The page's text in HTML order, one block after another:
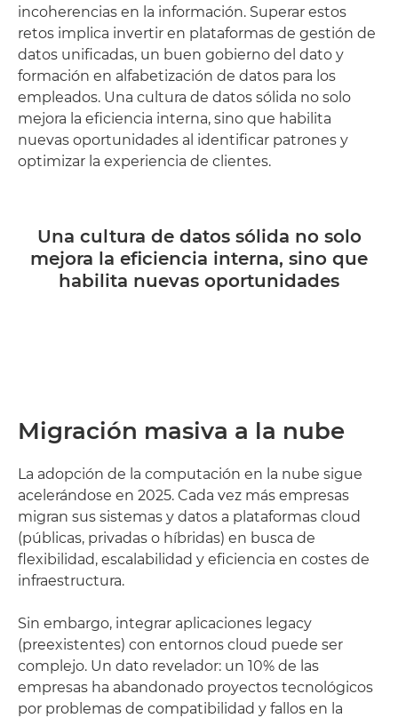
incoherencias en la información. Superar estos
retos implica invertir en plataformas de gestión de
datos unificadas, un buen gobierno del dato y
formación en alfabetización de datos para los
empleados. Una cultura de datos sólida no solo
mejora la eficiencia interna, sino que habilita
nuevas oportunidades al identificar patrones y
optimizar la experiencia de clientes.
Una cultura de datos sólida no solo
mejora la eficiencia interna, sino que
habilita nuevas oportunidades
Migración masiva a la nube
La adopción de la computación en la nube sigue
acelerándose en 2025. Cada vez más empresas
migran sus sistemas y datos a plataformas cloud
(públicas, privadas o híbridas) en busca de
flexibilidad, escalabilidad y eficiencia en costes de
infraestructura.
Sin embargo, integrar aplicaciones legacy
(preexistentes) con entornos cloud puede ser
complejo. Un dato revelador: un 10% de las
empresas ha abandonado proyectos tecnológicos
por problemas de compatibilidad y fallos en la